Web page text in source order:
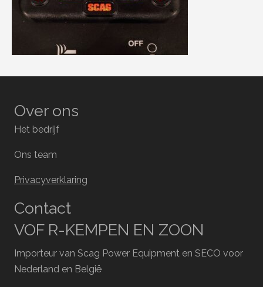
Over ons
Het bedrijf
Ons team
Privacyverklaring
Contact
VOF R-KEMPEN EN ZOON
Importeur van Scag Power Equipment en SECO voor
Nederland en België